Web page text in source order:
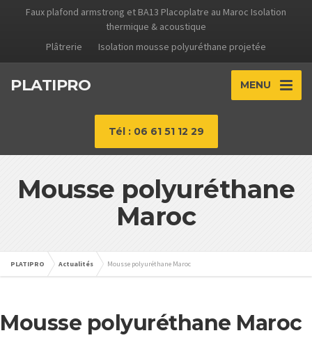
Faux plafond armstrong et BA13 Placoplatre au Maroc Isolation
thermique & acoustique
Plâtrerie
Isolation mousse polyuréthane projetée
PLATIPRO MENU
Tél : 06 61 51 12 29
Mousse polyuréthane
Maroc
PLATIPRO Actualités Mousse polyuréthane Maroc
Mousse polyuréthane Maroc